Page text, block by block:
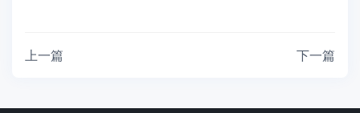
上一篇 下一篇